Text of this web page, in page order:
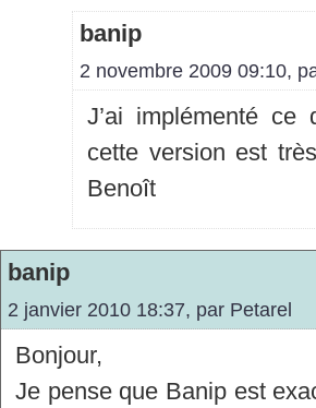
banip
2 novembre 2009 09:10,
J’ai implémenté ce
cette version est
Benoît
banip
2 janvier 2010 18:37, par Petarel
Bonjour,
Je pense que Banip est